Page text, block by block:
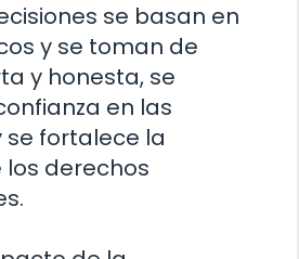
se basan en
y se toman de
y honesta, se
en las
se fortalece la
derechos